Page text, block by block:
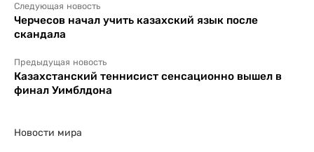
Следующая новость
Черчесов начал учить казахский язык после
скандала
Предыдущая новость
Казахстанский теннисист сенсационно вышел в
финал Уимблдона
Новости мира